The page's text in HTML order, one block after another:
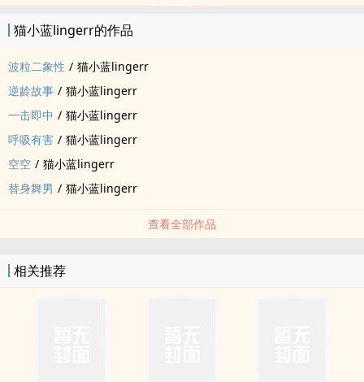
猫小蓝lingerr的作品
波粒二象性 / 猫小蓝lingerr
逆龄故事 / 猫小蓝lingerr
一击即中 / 猫小蓝lingerr
呼吸有害 / 猫小蓝lingerr
空空 / 猫小蓝lingerr
替身舞男 / 猫小蓝lingerr
查看全部作品
相关推荐